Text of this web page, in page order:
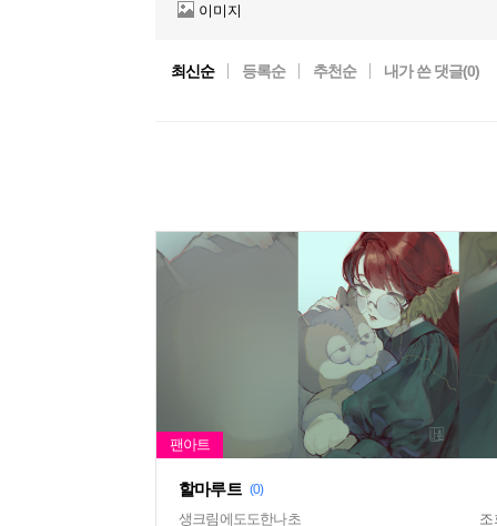
이미지
최신순 등록순 추천순 내가 쓴 댓글(0)
할마루트 (0)
생크림에도도한나초 조